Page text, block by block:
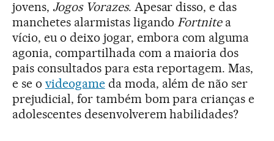
jovens, Jogos Vorazes. Apesar disso, e das
manchetes alarmistas ligandoFortnitea
vício, eu o deixo jogar, embora com alguma
agonia, compartilhada com a maioria dos
pais consultados para esta reportagem. Mas,
e se o videogameda moda, além de não ser
prejudicial, for também bom para crianças e
adolescentes desenvolverem habilidades?